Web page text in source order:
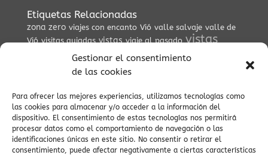
Gestionar el consentimiento
de las cookies
Para ofrecer las mejores experiencias, utilizamos tecnologías como
las cookies para almacenar y/o acceder a la información del
dispositivo. El consentimiento de estas tecnologías nos permitirá
procesar datos como el comportamiento de navegación o las
identificaciones únicas en este sitio. No consentir o retirar el
consentimiento, puede afectar negativamente a ciertas características
Etiquetas Relacionadas
zona zero viajes con encanto Vió valle salvaje valle de
Vió visitas guiadas vistas viaje al pasado vistas
espectaculares
viaje espiritual
valle escondido
valle de Yaga
villa medieval
coche visitas culturales Viaje ZEPA vida cultural en el
Pirineo
viaje al Pirineo viajes tranquilos vistas
panorámicas viajes culturales
vistas del Pirineo viajes a Ainsa viaje auténtico vistas al
Cinca vistas pirineos valle del Cinca vida tradicional